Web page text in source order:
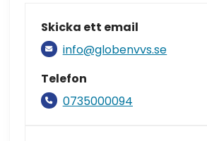
Skicka ett email
info@globenvvs.se
Telefon
0735000094